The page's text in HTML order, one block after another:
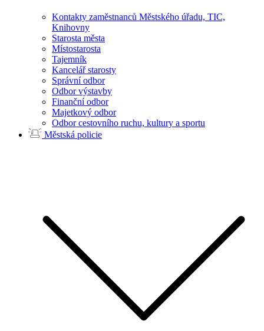
Kontakty zaměstnanců Městského úřadu, TIC,
Knihovny
Starosta města
Místostarosta
Tajemník
Kancelář starosty
Správní odbor
Odbor výstavby
Finanční odbor
Majetkový odbor
Odbor cestovního ruchu, kultury a sportu
Městská policie